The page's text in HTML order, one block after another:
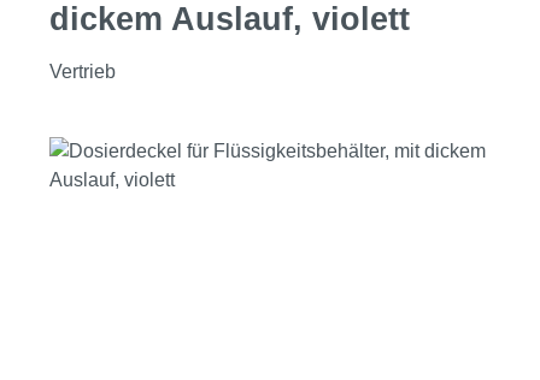
dickem Auslauf, violett
Vertrieb
Bildergalerie überspringen